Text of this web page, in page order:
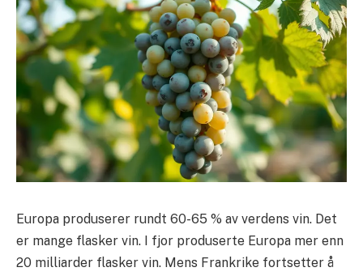
Europa produserer rundt 60-65 % av verdens vin. Det
er mange flasker vin. I fjor produserte Europa mer enn
20 milliarder flasker vin. Mens Frankrike fortsetter å